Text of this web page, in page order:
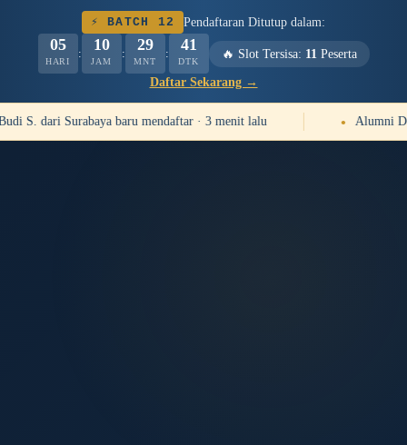
⚡ BATCH 12 Pendaftaran Ditutup dalam:
05
HARI
: 10
JAM
: 29
MNT
: 39
DTK
🔥 Slot Tersisa: 11 Peserta
Daftar Sekarang →
S. dari Surabaya baru mendaftar · 3 menit lalu Alumni